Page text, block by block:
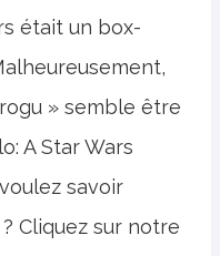
était un box-
» semble être
A Star Wars
savoir
Cliquez sur notre